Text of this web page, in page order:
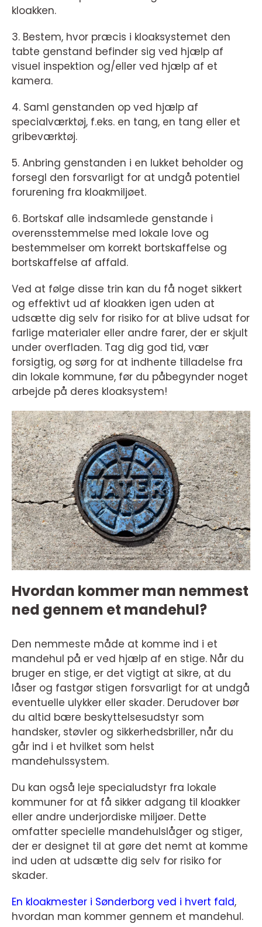
kloakken.
3. Bestem, hvor præcis i kloaksystemet den
tabte genstand befinder sig ved hjælp af
visuel inspektion og/eller ved hjælp af et
kamera.
4. Saml genstanden op ved hjælp af
specialværktøj, f.eks. en tang, en tang eller et
gribeværktøj.
5. Anbring genstanden i en lukket beholder og
forsegl den forsvarligt for at undgå potentiel
forurening fra kloakmiljøet.
6. Bortskaf alle indsamlede genstande i
overensstemmelse med lokale love og
bestemmelser om korrekt bortskaffelse og
bortskaffelse af affald.
Ved at følge disse trin kan du få noget sikkert
og effektivt ud af kloakken igen uden at
udsætte dig selv for risiko for at blive udsat for
farlige materialer eller andre farer, der er skjult
under overfladen. Tag dig god tid, vær
forsigtig, og sørg for at indhente tilladelse fra
din lokale kommune, før du påbegynder noget
arbejde på deres kloaksystem!
Hvordan kommer man nemmest
ned gennem et mandehul?
Den nemmeste måde at komme ind i et
mandehul på er ved hjælp af en stige. Når du
bruger en stige, er det vigtigt at sikre, at du
låser og fastgør stigen forsvarligt for at undgå
eventuelle ulykker eller skader. Derudover bør
du altid bære beskyttelsesudstyr som
handsker, støvler og sikkerhedsbriller, når du
går ind i et hvilket som helst
mandehulssystem.
Du kan også leje specialudstyr fra lokale
kommuner for at få sikker adgang til kloakker
eller andre underjordiske miljøer. Dette
omfatter specielle mandehulslåger og stiger,
der er designet til at gøre det nemt at komme
ind uden at udsætte dig selv for risiko for
skader.
En kloakmester i Sønderborg ved i hvert fald,
hvordan man kommer gennem et mandehul.